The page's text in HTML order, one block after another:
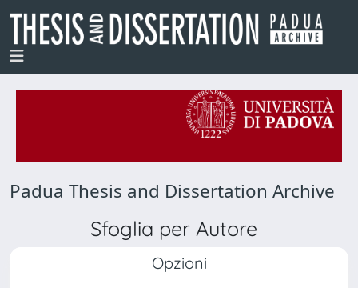
Padua Thesis and Dissertation Archive
Sfoglia per Autore
Opzioni